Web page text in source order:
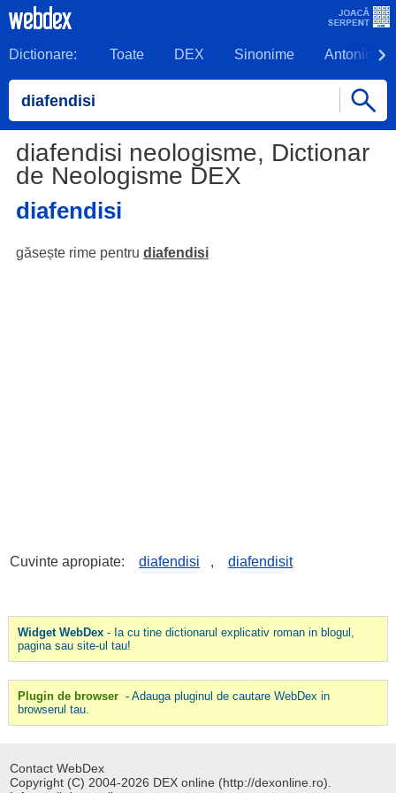
Dictionare: Toate DEX Sinonime Antonime
diafendisi neologisme, Dictionar
de Neologisme DEX
diafendisi
găsește rime pentru diafendisi
Cuvinte apropiate: diafendisi , diafendisit
Widget WebDex- Ia cu tine dictionarul explicativ roman in blogul,
pagina sau site-ul tau!
Plugin de browser - Adauga pluginul de cautare WebDex in
browserul tau.
Contact WebDex
Copyright (C) 2004-2026 DEX online (http://dexonline.ro).